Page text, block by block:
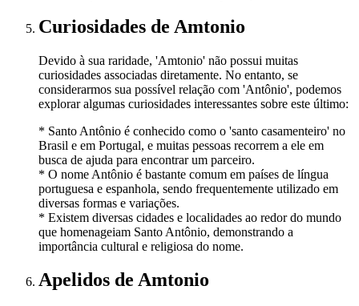
Curiosidades de Amtonio
Devido à sua raridade, 'Amtonio' não possui muitas
curiosidades associadas diretamente. No entanto, se
considerarmos sua possível relação com 'Antônio', podemos
explorar algumas curiosidades interessantes sobre este último:
* Santo Antônio é conhecido como o 'santo casamenteiro' no
Brasil e em Portugal, e muitas pessoas recorrem a ele em
busca de ajuda para encontrar um parceiro.
* O nome Antônio é bastante comum em países de língua
portuguesa e espanhola, sendo frequentemente utilizado em
diversas formas e variações.
* Existem diversas cidades e localidades ao redor do mundo
que homenageiam Santo Antônio, demonstrando a
importância cultural e religiosa do nome.
Apelidos de Amtonio